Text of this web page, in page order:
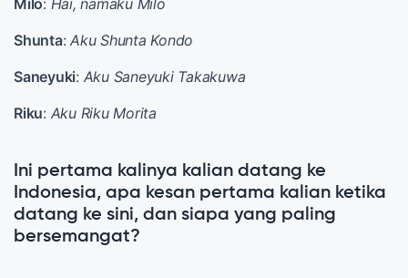
Milo: Hai, namaku Milo
Shunta: Aku Shunta Kondo
Saneyuki: Aku Saneyuki Takakuwa
Riku: Aku Riku Morita
Ini pertama kalinya kalian datang ke
Indonesia, apa kesan pertama kalian ketika
datang ke sini, dan siapa yang paling
bersemangat?